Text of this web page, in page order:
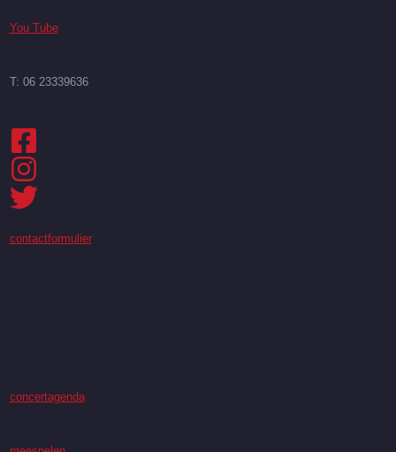
You Tube
T: 06 23339636
contactformulier
concertagenda